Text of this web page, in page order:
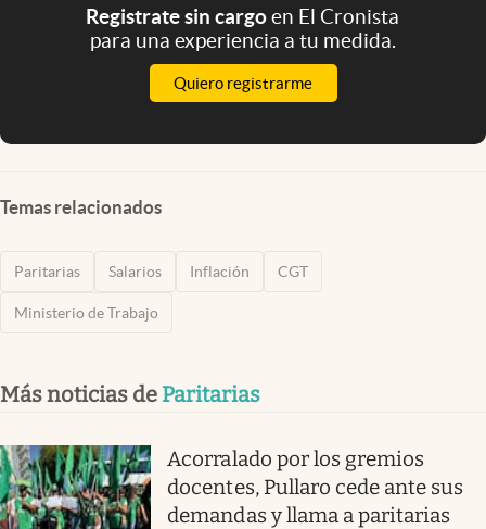
Registrate sin cargoen El Cronista
para una experiencia a tu medida.
Quiero registrarme
Temas relacionados
Paritarias Salarios Inflación CGT
Ministerio de Trabajo
Más noticias de Paritarias
Acorralado por los gremios
docentes, Pullaro cede ante sus
demandas y llama a paritarias